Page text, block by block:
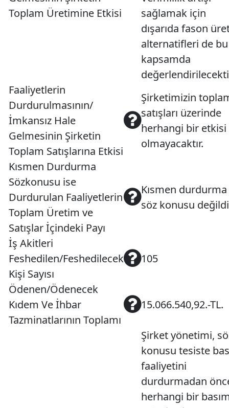
Toplam Üretimine Etkisi
sağlamak için
dışarıda fason
alternatifleri de bu
kapsamda
Faaliyetlerin
Durdurulmasının/
İmkansız Hale
Gelmesinin Şirketin
Toplam Satışlarına Etkisi
Şirketimizin
satışları üzerinde
herhangi bir etkisi
olmayacaktır.
Kısmen Durdurma
Sözkonusu ise
Durdurulan Faaliyetlerin
Toplam Üretim ve
Satışlar İçindeki Payı
Kısmen durdurma
söz konusu
İş Akitleri
Feshedilen/Feshedilecek
Kişi Sayısı
105
Ödenen/Ödenecek
Kıdem Ve İhbar
Tazminatlarının Toplamı
15.066.540,92.-TL.
Şirket yönetimi,
konusu tesiste
faaliyetini
durdurmadan
herhangi bir